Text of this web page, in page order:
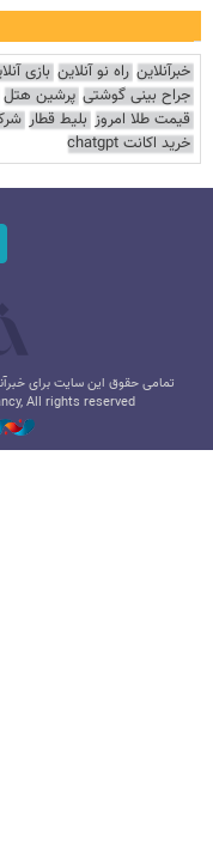
خبرآنلاین راه نو آنلاین بازی
جراح بینی گوشتی پرشین هتل
قیمت طلا امروز بلیط قطار
خرید اکانت chatgpt
تمامی حقوق این سایت برای
All rights reserved